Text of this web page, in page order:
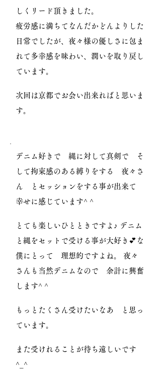
しくリード頂きました。
疲労感に満ちてなんだかどんよりした
日常でしたが、夜々様の優しさに包ま
れて多幸感を味わい、潤いを取り戻し
ています。
次回は京都でお会い出来ればと思いま
す。
デニム好きで 縄に対して真剣で そ
して拘束感のある縛りをする 夜々さ
ん とセッションをする事が出来て
幸せに感じています^ ^
とても楽しいひとときですよ♪ デニム
と縄をセットで受ける事が大好き💕な
僕にとって 理想的ですよね。 夜々
さんも当然デニムなので 余計に興奮
します^ ^
もっとたくさん受けたいなあ と思っ
ています。
また受けれることが待ち遠しいです
^_^